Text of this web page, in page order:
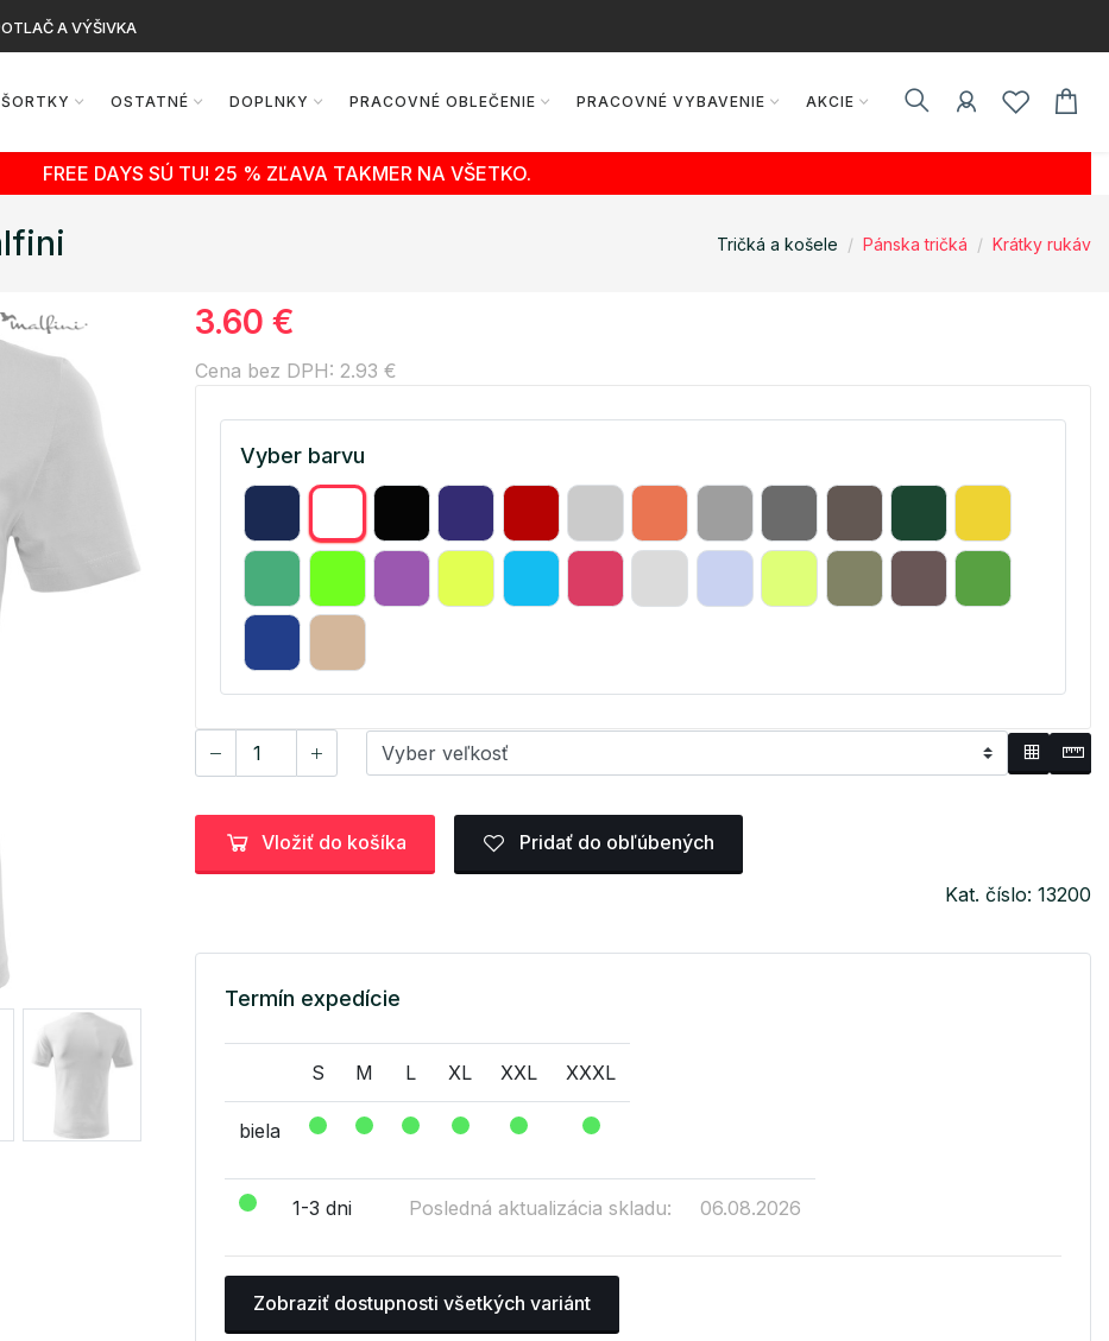
A VÝŠIVKA
OSTATNÉ DOPLNKY PRACOVNÉ OBLEČENIE PRACOVNÉ VYBAVENIE AKCIE
FREE DAYS SÚ TU! 25 % ZĽAVA TAKMER NA VŠETKO.
Tričká a košele Pánska tričká Krátky rukáv
3.60 €
Cena bez DPH: 2.93 €
Vyber barvu
Vložiť do košíka Pridať do obľúbených
Kat. číslo: 13200
Termín expedície
S M L XL XXL XXXL
biela
1-3 dni Posledná aktualizácia skladu: 06.08.2026
Zobraziť dostupnosti všetkých variánt